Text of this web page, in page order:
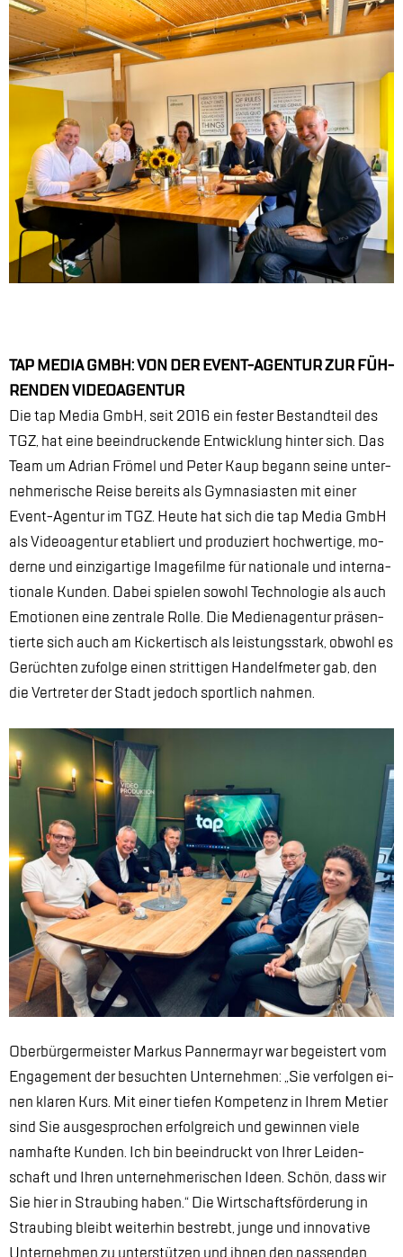
TAP ME­DIA GMBH: VON DER EVENT-AGEN­TUR ZUR FÜH­
REN­DEN VI­DEO­AGEN­TUR
Die tap Me­dia GmbH, seit 2016 ein fes­ter Be­stand­teil des
TGZ, hat eine be­ein­dru­cken­de Ent­wick­lung hin­ter sich. Das
Team um Adri­an Frö­mel und Pe­ter Kaup be­gann sei­ne un­ter­
neh­me­ri­sche Rei­se be­reits als Gym­na­si­as­ten mit ei­ner
Event-Agen­tur im TGZ. Heu­te hat sich die tap Me­dia GmbH
als Vi­deo­agen­tur eta­bliert und pro­du­ziert hoch­wer­ti­ge, mo­
der­ne und ein­zig­ar­ti­ge Image­fil­me für na­tio­na­le und in­ter­na­
tio­na­le Kun­den. Da­bei spie­len so­wohl Tech­no­lo­gie als auch
Emo­tio­nen eine zen­tra­le Rol­le. Die Me­di­en­agen­tur prä­sen­
tier­te sich auch am Ki­cker­tisch als leis­tungs­stark, ob­wohl es
Ge­rüch­ten zu­fol­ge ei­nen strit­ti­gen Hand­elf­me­ter gab, den
die Ver­tre­ter der Stadt je­doch sport­lich nah­men.
Ober­bür­ger­meis­ter Mar­kus Pan­ner­mayr war be­geis­tert vom
En­ga­ge­ment der be­such­ten Un­ter­neh­men: „Sie ver­fol­gen ei­
nen kla­ren Kurs. Mit ei­ner tie­fen Kom­pe­tenz in Ih­rem Me­tier
sind Sie aus­ge­spro­chen er­folg­reich und ge­win­nen vie­le
nam­haf­te Kun­den. Ich bin be­ein­druckt von Ih­rer Lei­den­
schaft und Ih­ren un­ter­neh­me­ri­schen Ide­en. Schön, dass wir
Sie hier in Strau­bing ha­ben.“ Die Wirt­schafts­för­de­rung in
Strau­bing bleibt wei­ter­hin be­strebt, jun­ge und in­no­va­ti­ve
Un­ter­neh­men zu un­ter­stüt­zen und ih­nen den pas­sen­den